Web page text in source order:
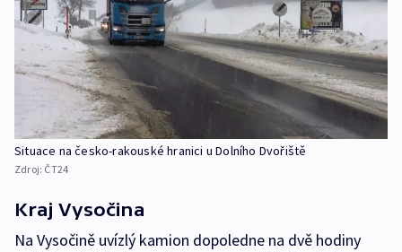
Situace na česko-rakouské hranici u Dolního Dvořiště
Zdroj: ČT24
Kraj Vysočina
Na Vysočině uvízlý kamion dopoledne na dvě hodiny